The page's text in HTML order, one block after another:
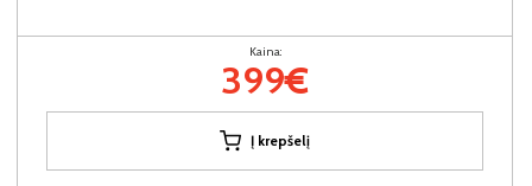
Kaina:
399€
Į krepšelį